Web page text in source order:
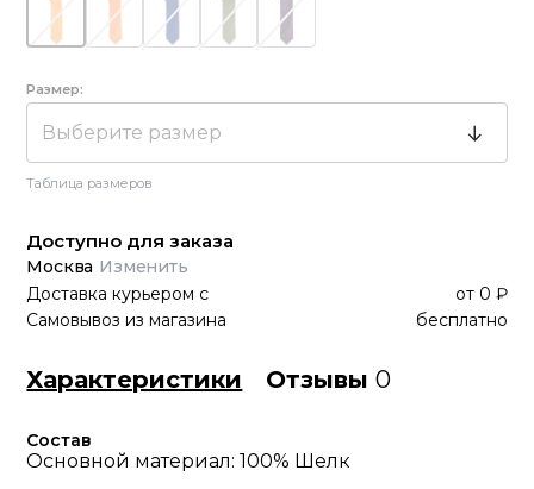
Размер:
Выберите размер
Таблица размеров
Доступно для заказа
Москва Изменить
Доставка курьером с от 0 ₽
Самовывоз из магазина
бесплатно
Характеристики Отзывы0
Состав
Основной материал: 100% Шелк